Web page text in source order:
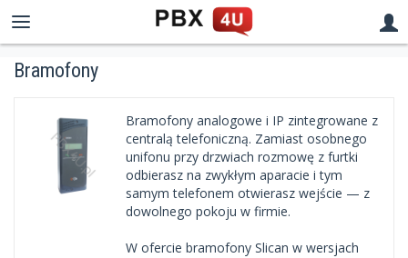
Bramofony
Bramofony analogowe i IP zintegrowane z
centralą telefoniczną. Zamiast osobnego
unifonu przy drzwiach rozmowę z furtki
odbierasz na zwykłym aparacie i tym
samym telefonem otwierasz wejście — z
dowolnego pokoju w firmie.
W ofercie bramofony Slican w wersjach